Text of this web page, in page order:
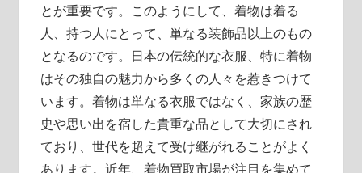
とが重要です。このようにして、着物は着る
人、持つ人にとって、単なる装飾品以上のもの
となるのです。日本の伝統的な衣服、特に着物
はその独自の魅力から多くの人々を惹きつけて
います。着物は単なる衣服ではなく、家族の歴
史や思い出を宿した貴重な品として大切にされ
ており、世代を超えて受け継がれることがよく
あります。近年、着物買取市場が注目を集めて